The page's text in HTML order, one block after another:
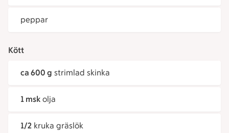
peppar
Kött
ca 600 g strimlad skinka
1 msk olja
1/2 kruka gräslök